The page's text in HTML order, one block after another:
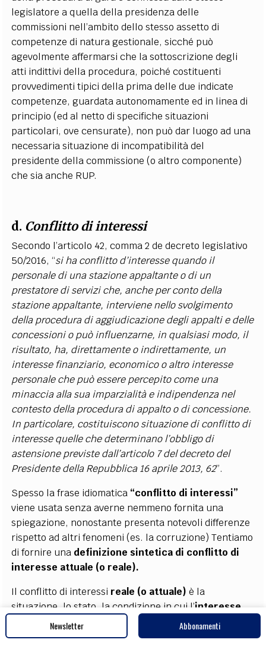
legislatore a quella della presidenza delle
commissioni nell’ambito dello stesso assetto di
competenze di natura gestionale, sicché può
agevolmente affermarsi che la sottoscrizione degli
atti indittivi della procedura, poiché costituenti
provvedimenti tipici della prima delle due indicate
competenze, guardata autonomamente ed in linea di
principio (ed al netto di specifiche situazioni
particolari, ove censurate), non può dar luogo ad una
necessaria situazione di incompatibilità del
presidente della commissione (o altro componente)
che sia anche RUP.
d. Conflitto di interessi
Secondo l’articolo 42, comma 2 de decreto legislativo
50/2016, “si ha conflitto d’interesse quando il
personale di una stazione appaltante o di un
prestatore di servizi che, anche per conto della
stazione appaltante, interviene nello svolgimento
della procedura di aggiudicazione degli appalti e delle
concessioni o può influenzarne, in qualsiasi modo, il
risultato, ha, direttamente o indirettamente, un
interesse finanziario, economico o altro interesse
personale che può essere percepito come una
minaccia alla sua imparzialità e indipendenza nel
contesto della procedura di appalto o di concessione.
In particolare, costituiscono situazione di conflitto di
interesse quelle che determinano l’obbligo di
astensione previste dall’articolo 7 del decreto del
Presidente della Repubblica 16 aprile 2013, 62”.
Spesso la frase idiomatica “conflitto di interessi”
viene usata senza averne nemmeno fornita una
spiegazione, nonostante presenta notevoli differenze
rispetto ad altri fenomeni (es. la corruzione) Tentiamo
di fornire una definizione sintetica di conflitto di
interesse attuale (o reale).
Il conflitto di interessi reale (o attuale) è la
situazione, lo stato, la condizione in cui l’interesse
secondario (finanziario o non finanziario) di una
persona (agente)tende a interferirecon l’interesse
Newsletter Abbonamenti